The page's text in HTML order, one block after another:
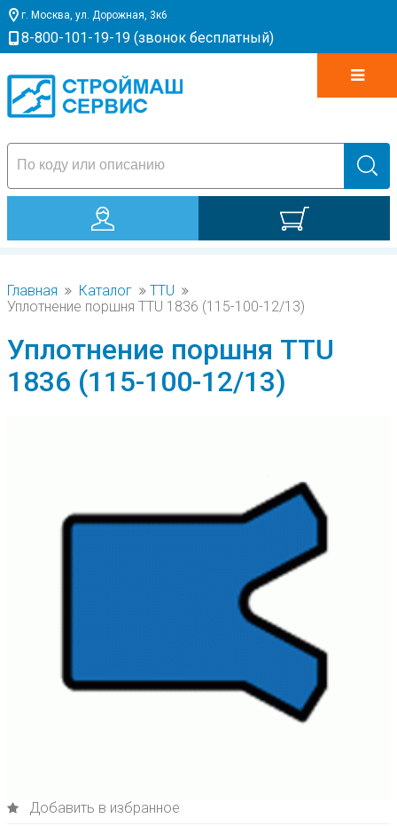
г. Москва, ул. Дорожная, 3к6
8-800-101-19-19 (звонок бесплатный)
Главная Каталог
TTU
Уплотнение поршня TTU 1836 (115-100-12/13)
Уплотнение поршня TTU
1836 (115-100-12/13)
Добавить в избранное